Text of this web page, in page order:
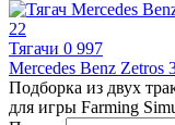
Тягачи 0 997
Mercedes Benz Zetros
Подборка из двух
для игры Farming